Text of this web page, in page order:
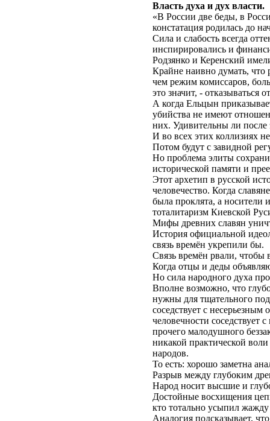
Власть духа и дух власти.
«В России две беды, в
констатация родилась до
Сила и слабость всегда
инспирировались и
Родзянко и Керенский
Крайне наивно думать,
чем режим комиссаров,
это значит, -
А когда Ельцын
убийства не имеют
них. Удивительны ли после
И во всех этих коллизиях
Потом будут с завидной
Но проблема элиты
исторической памяти и
Этот архетип в русской
человечество. Когда
была проклята, а носители
тоталитаризм Киевской
Мифы древних славян
История официальной
связь времён укрепили бы.
Связь времён рвали, чтобы
Когда отцы и деды
Но сила народного духа
Вполне возможно, что
нужны для тщательного
соседствует с
человечности
прочего малодушного
никакой практической
народов.
То есть: хорошо заметна
Разрыв между глубоким
Народ носит высшие и
Достойные восхищения
кто тотально усыпил
Аналогия подсказывает,